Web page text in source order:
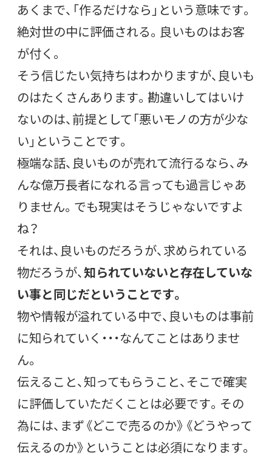
あくまで、「作るだけなら」という意味です。
絶対世の中に評価される。良いものはお客
が付く。
そう信じたい気持ちはわかりますが、良いも
のはたくさんあります。勘違いしてはいけ
ないのは、前提として「悪いモノの方が少な
い」ということです。
極端な話、良いものが売れて流行るなら、み
んな億万長者になれる言っても過言じゃあ
りません。でも現実はそうじゃないですよ
ね？
それは、良いものだろうが、求められている
物だろうが、知られていないと存在していな
い事と同じだということです。
物や情報が溢れている中で、良いものは事前
に知られていく・・・なんてことはありませ
ん。
伝えること、知ってもらうこと、そこで確実
に評価していただくことは必要です。その
為には、まず《どこで売るのか》《どうやって
伝えるのか》ということは必須になります。